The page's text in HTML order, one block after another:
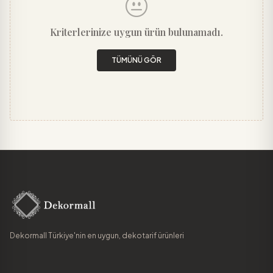
Kriterlerinize uygun ürün bulunamadı.
TÜMÜNÜ GÖR
Dekormall Türkiye'nin en uygun, dekotarif ürünleri